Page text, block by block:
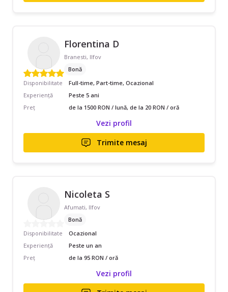
Florentina D
Branesti, Ilfov
Bonă
Disponibilitate
Full-time, Part-time, Ocazional
Experiență
Peste 5 ani
Preț
de la 1500 RON / lună, de la 20 RON / oră
Vezi profil
Trimite mesaj
Nicoleta S
Afumati, Ilfov
Bonă
Disponibilitate
Ocazional
Experiență
Peste un an
Preț
de la 95 RON / oră
Vezi profil